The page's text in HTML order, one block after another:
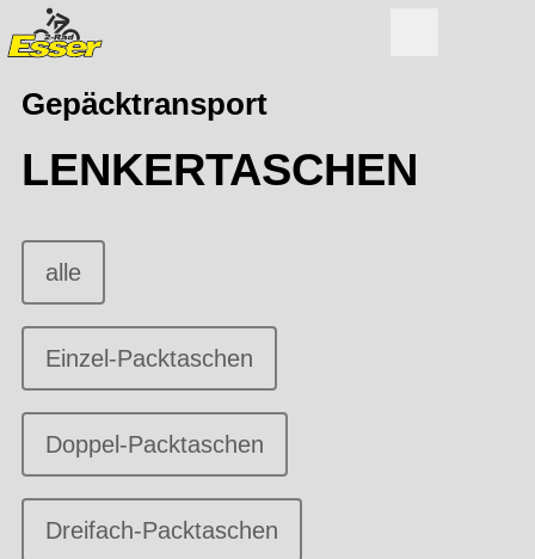
Gepäcktransport
LENKERTASCHEN
alle
Einzel-Packtaschen
Doppel-Packtaschen
Dreifach-Packtaschen